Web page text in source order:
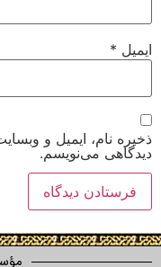
ایمیل و وبسایت من در
مؤسسات تحت